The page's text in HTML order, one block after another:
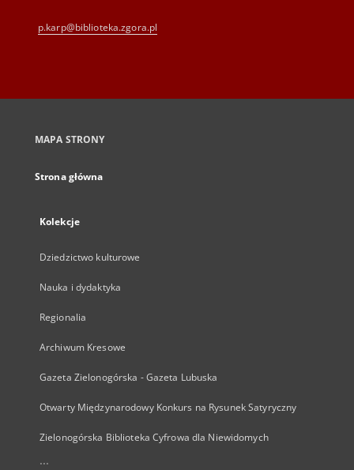
p.karp@biblioteka.zgora.pl
MAPA STRONY
Strona główna
Kolekcje
Dziedzictwo kulturowe
Nauka i dydaktyka
Regionalia
Archiwum Kresowe
Gazeta Zielonogórska - Gazeta Lubuska
Otwarty Międzynarodowy Konkurs na Rysunek Satyryczny
Zielonogórska Biblioteka Cyfrowa dla Niewidomych
...